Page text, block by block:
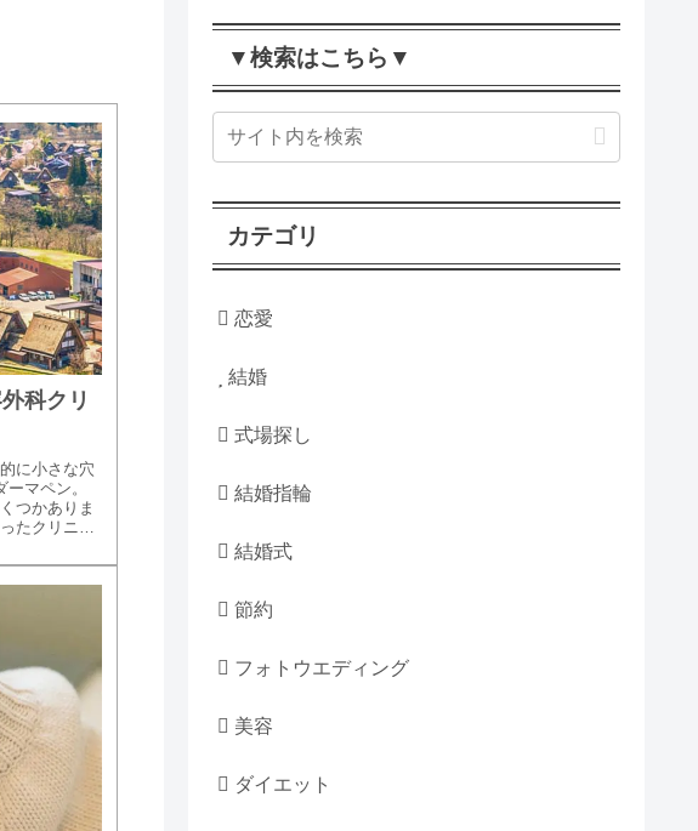
科クリ
に小さな穴
マペン。
つかありま
たクリニッ
▼検索はこちら▼
カテゴリ
恋愛
結婚
式場探し
結婚指輪
結婚式
節約
フォトウエディング
美容
ダイエット